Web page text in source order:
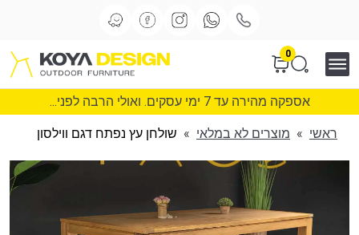
0
אספקה מהירה עד 7 ימי עסקים. ואולי הרבה לפני...
ראשי » מוצרים לא במלאי » שולחן עץ נפתח דגם ווילסון